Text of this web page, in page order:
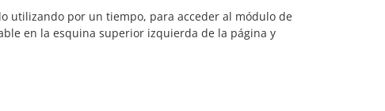
utilizando por un tiempo, para acceder al módulo de
en la esquina superior izquierda de la página y